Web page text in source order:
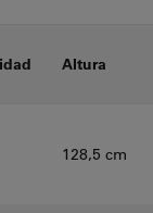
Altura
128,5 cm